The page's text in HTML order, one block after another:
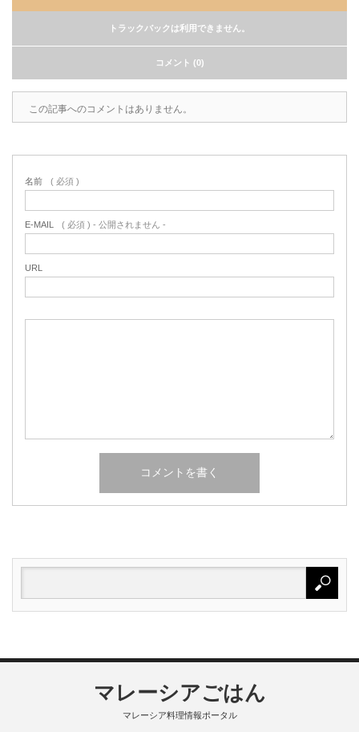
トラックバックは利用できません。
コメント (0)
この記事へのコメントはありません。
名前 ( 必須 )
E-MAIL ( 必須 ) - 公開されません -
URL
マレーシアごはん
マレーシア料理情報ポータル